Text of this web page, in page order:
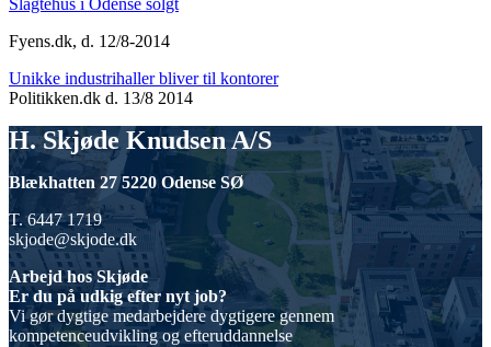
Slagtehus i Odense solgt
Fyens.dk, d. 12/8-2014
Unikke industrihaller bliver til kontorer
Politikken.dk d. 13/8 2014
H. Skjøde Knudsen A/S
Blækhatten 27 5220 Odense SØ
T. 6447 1719
skjode@skjode.dk
Arbejd hos Skjøde
Er du på udkig efter nyt job?
Vi gør dygtige medarbejdere dygtigere gennem
kompetenceudvikling og efteruddannelse